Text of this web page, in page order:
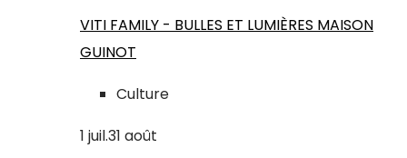
VITI FAMILY - BULLES ET LUMIÈRES MAISON
GUINOT
Culture
1 juil.31 août